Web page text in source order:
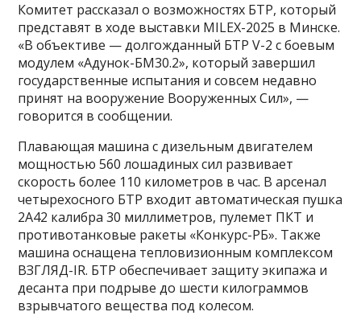
Комитет рассказал о возможностях БТР, который
представят в ходе выставки MILEX-2025 в Минске.
«В объективе — долгожданный БТР V-2 с боевым
модулем «Адунок-БМ30.2», который завершил
государственные испытания и совсем недавно
принят на вооружение Вооруженных Сил», —
говорится в сообщении.
Плавающая машина с дизельным двигателем
мощностью 560 лошадиных сил развивает
скорость более 110 километров в час. В арсенал
четырехосного БТР входит автоматическая пушка
2А42 калибра 30 миллиметров, пулемет ПКТ и
противотанковые ракеты «Конкурс-РБ». Также
машина оснащена тепловизионным комплексом
ВЗГЛЯД-IR. БТР обеспечивает защиту экипажа и
десанта при подрыве до шести килограммов
взрывчатого вещества под колесом.